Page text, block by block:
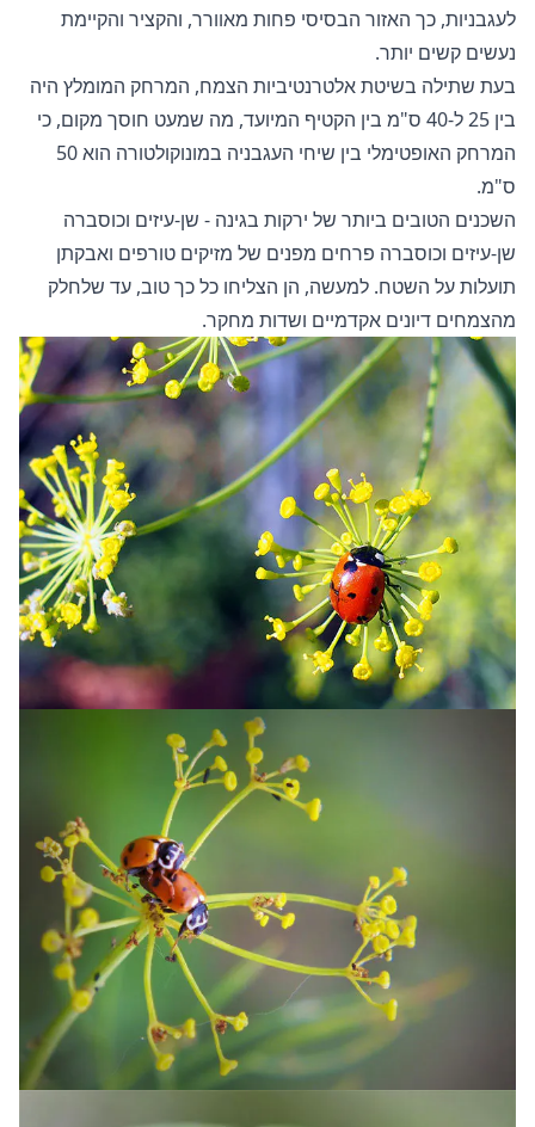
לעגבניות, כך האזור הבסיסי פחות מאוורר, והקציר והקיימת
נעשים קשים יותר.
בעת שתילה בשיטת אלטרנטיביות הצמח, המרחק המומלץ היה
בין 25 ל-40 ס"מ בין הקטיף המיועד, מה שמעט חוסך מקום, כי
המרחק האופטימלי בין שיחי העגבניה במונוקולטורה הוא 50
ס"מ.
השכנים הטובים ביותר של ירקות בגינה - שן-עיזים וכוסברה
שן-עיזים וכוסברה פרחים מפנים של מזיקים טורפים ואבקתן
תועלות על השטח. למעשה, הן הצליחו כל כך טוב, עד שלחלק
מהצמחים דיונים אקדמיים ושדות מחקר.